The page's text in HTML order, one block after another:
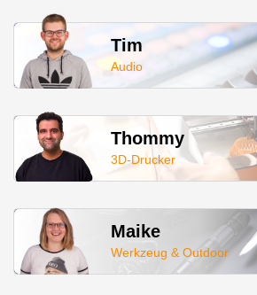
Tim
Audio
Thommy
3D-Drucker
Maike
Werkzeug & Outdoor